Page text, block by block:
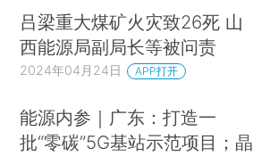
吕梁重大煤矿火灾致26死 山
西能源局副局长等被问责
2024年04月24日 APP打开
能源内参｜广东：打造一
批“零碳”5G基站示范项目；晶